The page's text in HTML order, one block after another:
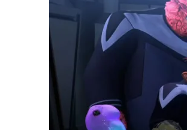
4 DE AGOSTO DE 2026 | REVISITANDO
3 DE AGOSTO DE 2026 | VEJA FOTOS DO